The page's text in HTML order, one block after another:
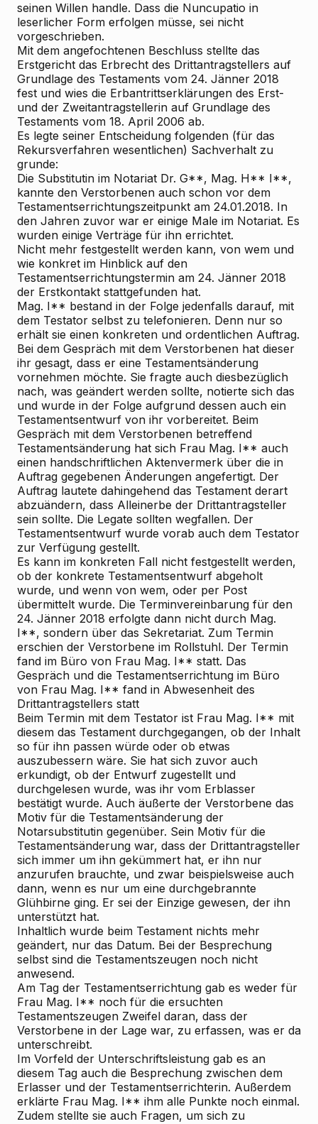
seinen Willen handle. Dass die Nuncupatio in
leserlicher Form erfolgen müsse, sei nicht
vorgeschrieben.
Mit dem angefochtenen Beschluss stellte das
Erstgericht das Erbrecht des Drittantragstellers auf
Grundlage des Testaments vom 24. Jänner 2018
fest und wies die Erbantrittserklärungen des Erst-
und der Zweitantragstellerin auf Grundlage des
Testaments vom 18. April 2006 ab.
Es legte seiner Entscheidung folgenden (für das
Rekursverfahren wesentlichen) Sachverhalt zu
grunde:
Die Substitutin im Notariat Dr. G**, Mag. H** I**,
kannte den Verstorbenen auch schon vor dem
Testamentserrichtungszeitpunkt am 24.01.2018. In
den Jahren zuvor war er einige Male im Notariat. Es
wurden einige Verträge für ihn errichtet.
Nicht mehr festgestellt werden kann, von wem und
wie konkret im Hinblick auf den
Testamentserrichtungstermin am 24. Jänner 2018
der Erstkontakt stattgefunden hat.
Mag. I** bestand in der Folge jedenfalls darauf, mit
dem Testator selbst zu telefonieren. Denn nur so
erhält sie einen konkreten und ordentlichen Auftrag.
Bei dem Gespräch mit dem Verstorbenen hat dieser
ihr gesagt, dass er eine Testamentsänderung
vornehmen möchte. Sie fragte auch diesbezüglich
nach, was geändert werden sollte, notierte sich das
und wurde in der Folge aufgrund dessen auch ein
Testamentsentwurf von ihr vorbereitet. Beim
Gespräch mit dem Verstorbenen betreffend
Testamentsänderung hat sich Frau Mag. I** auch
einen handschriftlichen Aktenvermerk über die in
Auftrag gegebenen Änderungen angefertigt. Der
Auftrag lautete dahingehend das Testament derart
abzuändern, dass Alleinerbe der Drittantragsteller
sein sollte. Die Legate sollten wegfallen. Der
Testamentsentwurf wurde vorab auch dem Testator
zur Verfügung gestellt.
Es kann im konkreten Fall nicht festgestellt werden,
ob der konkrete Testamentsentwurf abgeholt
wurde, und wenn von wem, oder per Post
übermittelt wurde. Die Terminvereinbarung für den
24. Jänner 2018 erfolgte dann nicht durch Mag.
I**, sondern über das Sekretariat. Zum Termin
erschien der Verstorbene im Rollstuhl. Der Termin
fand im Büro von Frau Mag. I** statt. Das
Gespräch und die Testamentserrichtung im Büro
von Frau Mag. I** fand in Abwesenheit des
Drittantragstellers statt
Beim Termin mit dem Testator ist Frau Mag. I** mit
diesem das Testament durchgegangen, ob der Inhalt
so für ihn passen würde oder ob etwas
auszubessern wäre. Sie hat sich zuvor auch
erkundigt, ob der Entwurf zugestellt und
durchgelesen wurde, was ihr vom Erblasser
bestätigt wurde. Auch äußerte der Verstorbene das
Motiv für die Testamentsänderung der
Notarsubstitutin gegenüber. Sein Motiv für die
Testamentsänderung war, dass der Drittantragsteller
sich immer um ihn gekümmert hat, er ihn nur
anzurufen brauchte, und zwar beispielsweise auch
dann, wenn es nur um eine durchgebrannte
Glühbirne ging. Er sei der Einzige gewesen, der ihn
unterstützt hat.
Inhaltlich wurde beim Testament nichts mehr
geändert, nur das Datum. Bei der Besprechung
selbst sind die Testamentszeugen noch nicht
anwesend.
Am Tag der Testamentserrichtung gab es weder für
Frau Mag. I** noch für die ersuchten
Testamentszeugen Zweifel daran, dass der
Verstorbene in der Lage war, zu erfassen, was er da
unterschreibt.
Im Vorfeld der Unterschriftsleistung gab es an
diesem Tag auch die Besprechung zwischen dem
Erlasser und der Testamentserrichterin. Außerdem
erklärte Frau Mag. I** ihm alle Punkte noch einmal.
Zudem stellte sie auch Fragen, um sich zu